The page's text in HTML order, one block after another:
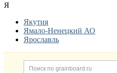
Я
Якутия
Ямало-Ненецкий АО
Ярославль
Дополнительная